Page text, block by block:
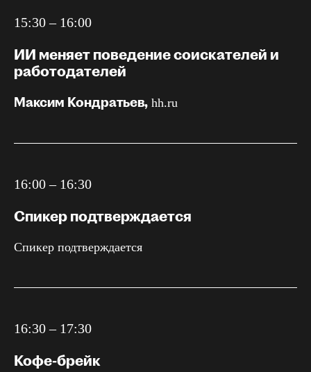
15:30 – 16:00
ИИ меняет поведение соискателей и
работодателей
Максим Кондратьев, hh.ru
16:00 – 16:30
Спикер подтверждается
Спикер подтверждается
16:30 – 17:30
Кофе-брейк